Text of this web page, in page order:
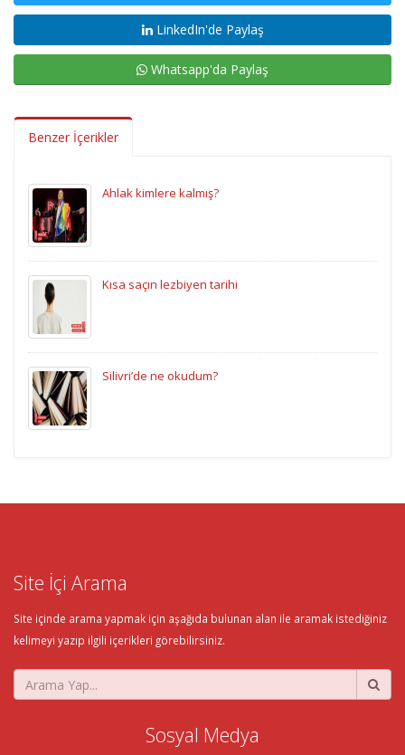
LinkedIn'de Paylaş
Whatsapp'da Paylaş
Benzer İçerikler
Ahlak kimlere kalmış?
Kısa saçın lezbiyen tarihi
Silivri’de ne okudum?
Site İçi Arama
Site içinde arama yapmak için aşağıda bulunan alan ile aramak istediğiniz
kelimeyi yazıp ilgili içerikleri görebilirsiniz.
Sosyal Medya